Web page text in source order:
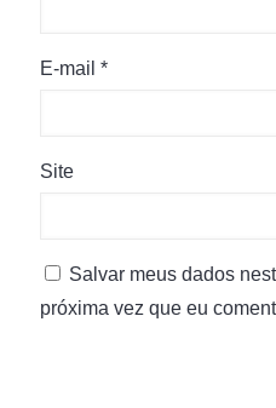
E-mail *
Site
Salvar meus dados
próxima vez que eu